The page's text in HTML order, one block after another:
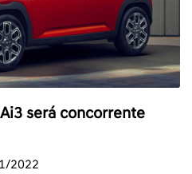
será concorrente
2022